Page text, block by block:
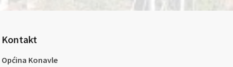
Kontakt
Općina Konavle